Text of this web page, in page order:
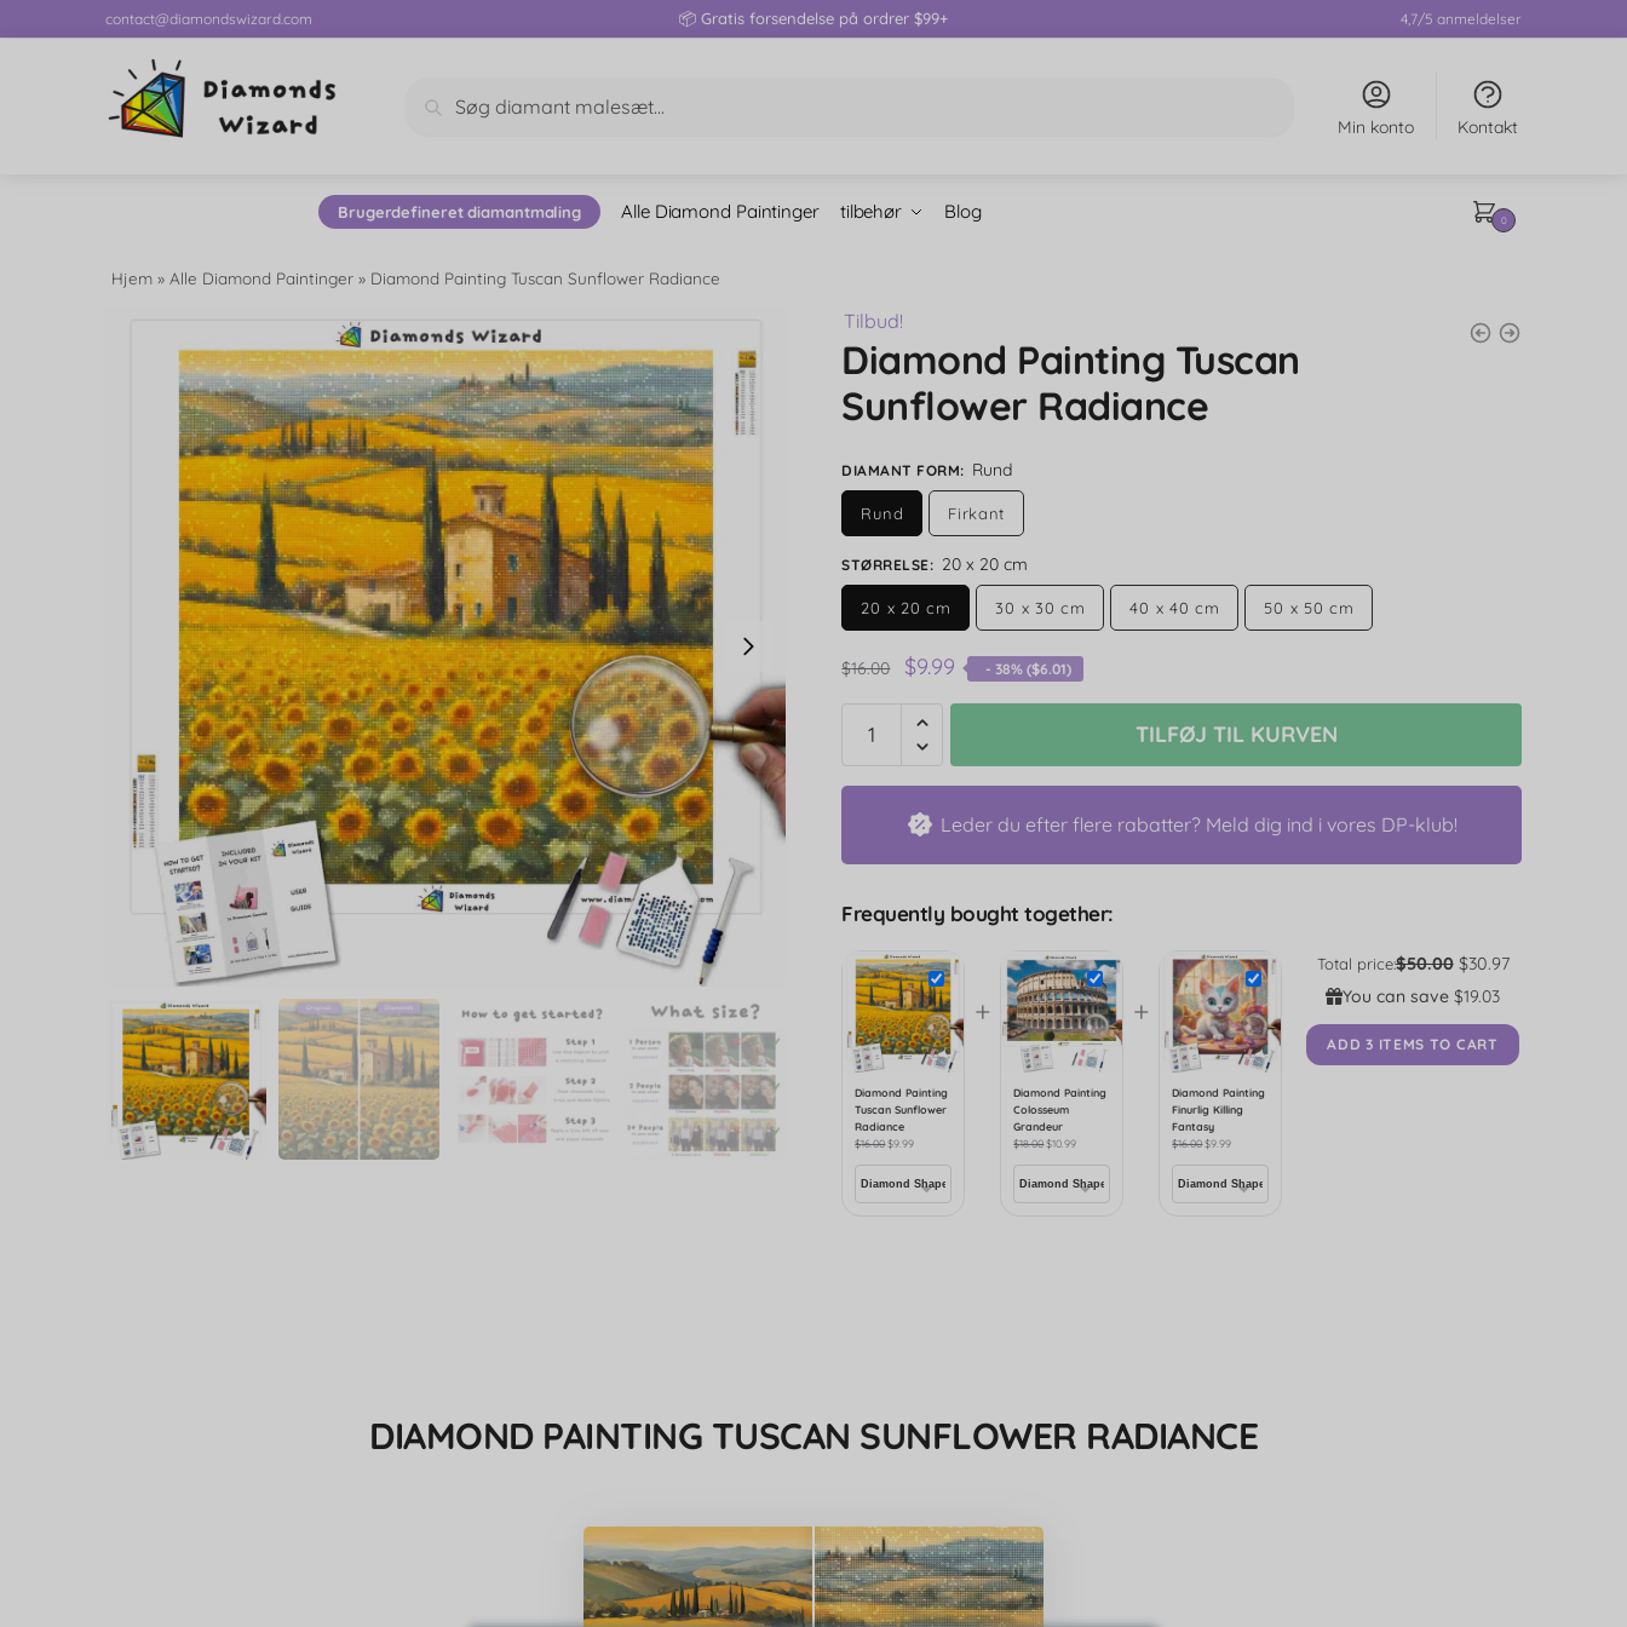
contact@diamondswizard.com 📦 Gratis forsendelse på ordrer $99+ 4,7/5 anmeldelser
Søg
Min konto Kontakt
Brugerdefineret diamantmaling Alle Diamond Paintinger tilbehør Blog 0
Hjem »Alle Diamond Paintinger » Diamond Painting Tuscan Sunflower Radiance
Tilbud!
Diamond Painting Tuscan
Sunflower Radiance
DIAMANT FORM: Rund
Rund Firkant
STØRRELSE: 20 x 20 cm
20 x 20 cm 30 x 30 cm 40 x 40 cm 50 x 50 cm
$16.00 $9.99 - 38% ($6.01)
TILFØJ TIL KURVEN
Leder du efter flere rabatter? Meld dig ind i vores DP-klub!
Frequently bought together:
Diamond Painting
Tuscan Sunflower
Radiance
$16.00$9.99
+
Diamond Painting
Colosseum
Grandeur
$18.00$10.99
+
Diamond Painting
Finurlig Killing
Fantasy
$16.00$9.99
Total price:$50.00 $30.97
You can save$19.03
ADD 3 ITEMS TO CART
DIAMOND PAINTING TUSCAN SUNFLOWER RADIANCE